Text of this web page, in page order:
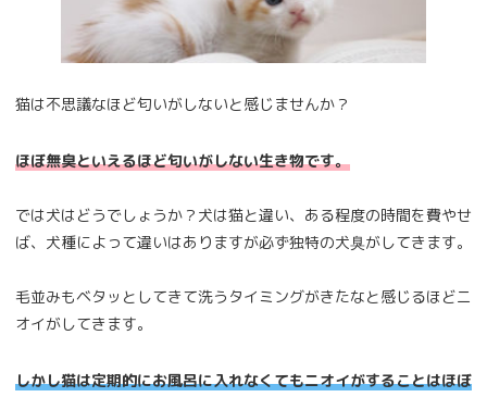
猫は不思議なほど匂いがしないと感じませんか？
ほぼ無臭といえるほど匂いがしない生き物です。
では犬はどうでしょうか？犬は猫と違い、ある程度の時間を費やせ
ば、犬種によって違いはありますが必ず独特の犬臭がしてきます。
毛並みもベタッとしてきて洗うタイミングがきたなと感じるほどニ
オイがしてきます。
しかし猫は定期的にお風呂に入れなくてもニオイがすることはほぼ